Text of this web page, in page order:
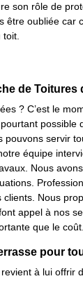
son rôle de
être oubliée car
de Toitures
? C’est le
possible
pouvons servir
équipe
Nous
clients. Nous
appel à nos
que le coût.
pour
à lui offrir